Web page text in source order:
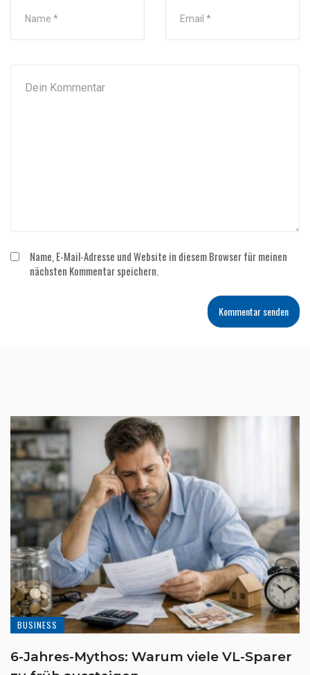
Name, E-Mail-Adresse und Website in diesem Browser für meinen
nächsten Kommentar speichern.
BUSINESS
6-Jahres-Mythos: Warum viele VL-Sparer